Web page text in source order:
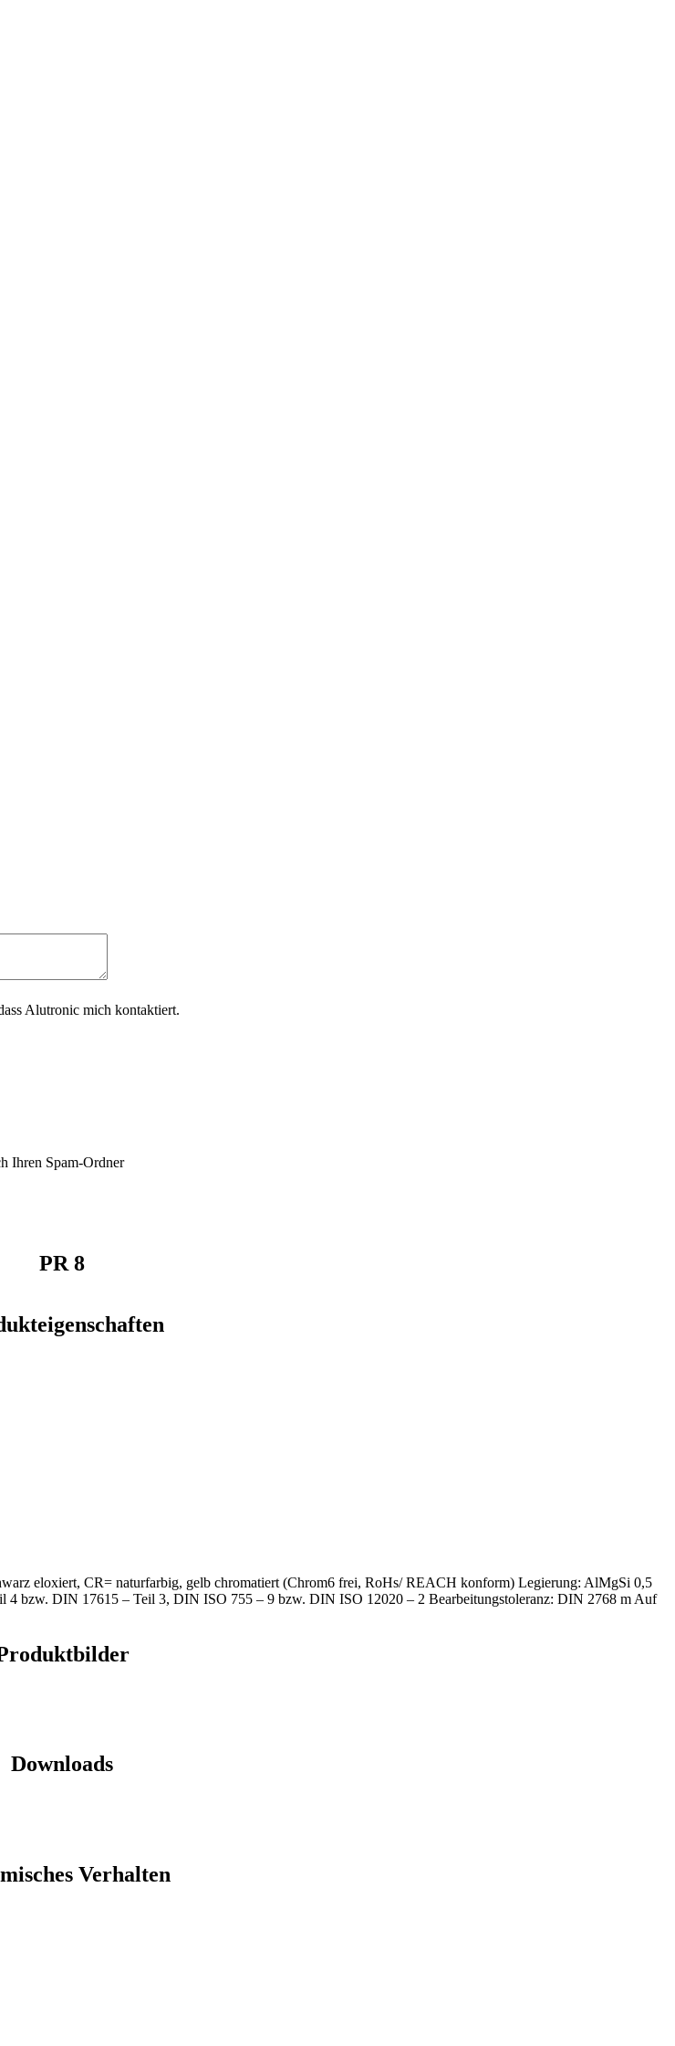
Alutronic mich kontaktiert.
Ihren Spam-Ordner
PR 8
eloxiert, CR= naturfarbig, gelb chromatiert (Chrom6 frei, RoHs/ REACH konform) Legierung: AlMgSi 0,5
4 bzw. DIN 17615 – Teil 3, DIN ISO 755 – 9 bzw. DIN ISO 12020 – 2 Bearbeitungstoleranz: DIN 2768 m Auf
Downloads
Verhalten